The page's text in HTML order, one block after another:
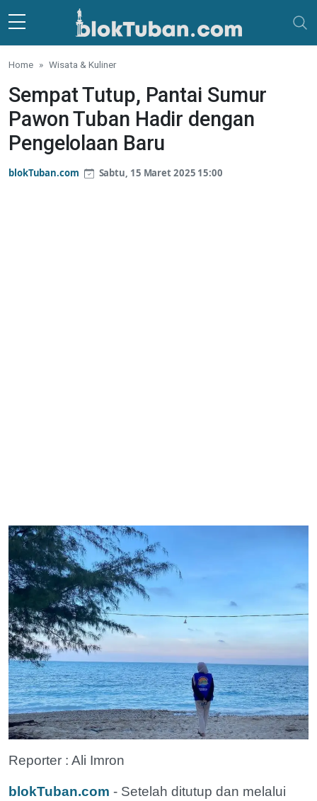
Skip to main content
Home Wisata & Kuliner
Sempat Tutup, Pantai Sumur
Pawon Tuban Hadir dengan
Pengelolaan Baru
blokTuban.com Sabtu, 15 Maret 2025 15:00
Reporter : Ali Imron
blokTuban.com - Setelah ditutup dan melalui